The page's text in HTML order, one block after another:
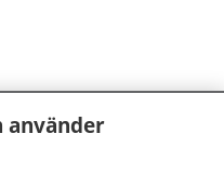
använder